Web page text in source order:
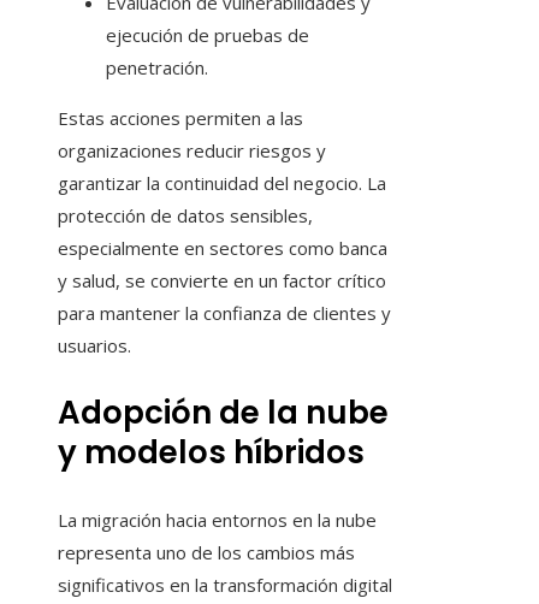
ejecución de pruebas de
penetración.
Estas acciones permiten a las
organizaciones reducir riesgos y
garantizar la continuidad del negocio. La
protección de datos sensibles,
especialmente en sectores como banca
y salud, se convierte en un factor crítico
para mantener la confianza de clientes y
usuarios.
Adopción de la nube
y modelos híbridos
La migración hacia entornos en la nube
representa uno de los cambios más
significativos en la transformación digital